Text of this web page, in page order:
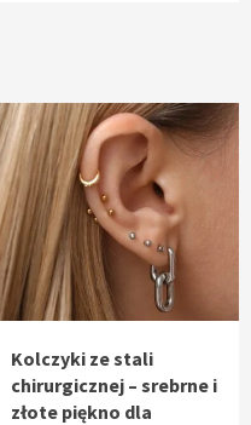
Kolczyki ze stali
chirurgicznej – srebrne i
złote piękno dla